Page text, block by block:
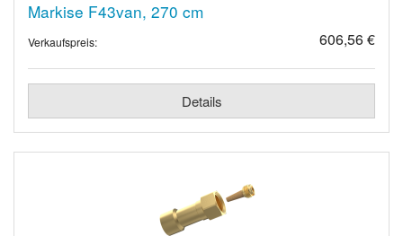
Markise F43van, 270 cm
Verkaufspreis: 606,56 €
Details